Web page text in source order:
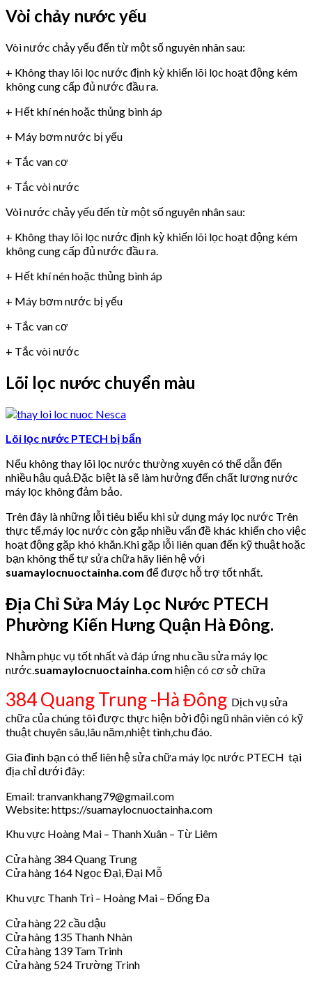
Vòi chảy nước yếu
Vòi nước chảy yếu đến từ một số nguyên nhân sau:
+ Không thay lõi lọc nước định kỳ khiến lõi lọc hoạt động kém
không cung cấp đủ nước đầu ra.
+ Hết khí nén hoặc thủng bình áp
+ Máy bơm nước bị yếu
+ Tắc van cơ
+ Tắc vòi nước
Vòi nước chảy yếu đến từ một số nguyên nhân sau:
+ Không thay lõi lọc nước định kỳ khiến lõi lọc hoạt động kém
không cung cấp đủ nước đầu ra.
+ Hết khí nén hoặc thủng bình áp
+ Máy bơm nước bị yếu
+ Tắc van cơ
+ Tắc vòi nước
Lõi lọc nước chuyển màu
Lõi lọc nước PTECH bị bẩn
Nếu không thay lõi lọc nước thường xuyên có thể dẫn đến
nhiều hậu quả.Đặc biệt là sẽ làm hưởng đến chất lượng nước
máy lọc không đảm bảo.
Trên đây là những lỗi tiêu biểu khi sử dụng máy lọc nước Trên
thực tế,máy lọc nước còn gặp nhiều vấn đề khác khiến cho việc
hoạt động gặp khó khăn.Khi gặp lỗi liên quan đến kỹ thuật hoặc
bạn không thể tự sửa chữa hãy liên hệ với
suamaylocnuoctainha.com để được hỗ trợ tốt nhất.
Địa Chỉ Sửa Máy Lọc Nước PTECH
Phường Kiến Hưng Quận Hà Đông.
Nhằm phục vụ tốt nhất và đáp ứng nhu cầu sửa máy lọc
nước. suamaylocnuoctainha.com hiện có cơ sở chữa
384 Quang Trung -Hà Đông Dịch vụ sửa
chữa của chúng tôi được thực hiện bởi đội ngũ nhân viên có kỹ
thuật chuyên sâu,lâu năm,nhiệt tình,chu đáo.
Gia đình bạn có thể liên hệ sửa chữa máy lọc nước PTECH tại
địa chỉ dưới đây:
Email: tranvankhang79@gmail.com
Website: https://suamaylocnuoctainha.com
Khu vực Hoàng Mai – Thanh Xuân – Từ Liêm
Cửa hàng 384 Quang Trung
Cửa hàng 164 Ngọc Đại, Đại Mỗ
Khu vực Thanh Trì – Hoàng Mai – Đống Đa
Cửa hàng 22 cầu dậu
Cửa hàng 135 Thanh Nhàn
Cửa hàng 139 Tam Trinh
Cửa hàng 524 Trường Trinh